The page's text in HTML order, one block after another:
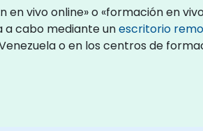
vivo online» o «formación en
a cabo mediante unescritorio
o en los centros de